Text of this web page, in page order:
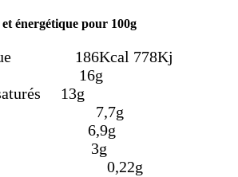
énergétique pour 100g
186Kcal 778Kj
16g
13g
7,7g
6,9g
3g